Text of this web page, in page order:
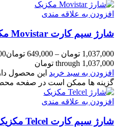
افزودن به علاقه مندی
شارژ سیم کارت Movistar مکزیک
1,037,000 تومان –
649,000 تومان
through 1,037,000 تومان
افزودن به سبد خرید این محصول
گزینه ها ممکن است در صفحه
افزودن به علاقه مندی
شارژ سیم کارت Telcel مکزیک